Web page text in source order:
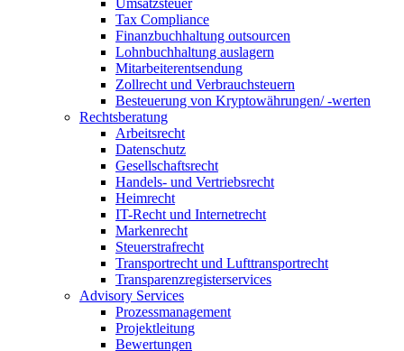
Umsatzsteuer
Tax Compliance
Finanzbuchhaltung outsourcen
Lohnbuchhaltung auslagern
Mitarbeiterentsendung
Zollrecht und Verbrauchsteuern
Besteuerung von Kryptowährungen/ -werten
Rechtsberatung
Arbeitsrecht
Datenschutz
Gesellschaftsrecht
Handels- und Vertriebsrecht
Heimrecht
IT-Recht und Internetrecht
Markenrecht
Steuerstrafrecht
Transportrecht und Lufttransportrecht
Transparenzregisterservices
Advisory Services
Prozessmanagement
Projektleitung
Bewertungen